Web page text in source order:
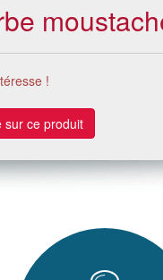
!
sur ce produit